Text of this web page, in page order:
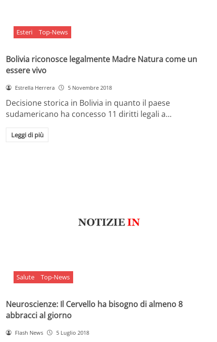
Esteri Top-News
Bolivia riconosce legalmente Madre Natura come un
essere vivo
Estrella Herrera 5 Novembre 2018
Decisione storica in Bolivia in quanto il paese
sudamericano ha concesso 11 diritti legali a…
Leggi di più
Salute Top-News
Neuroscienze: Il Cervello ha bisogno di almeno 8
abbracci al giorno
Flash News 5 Luglio 2018